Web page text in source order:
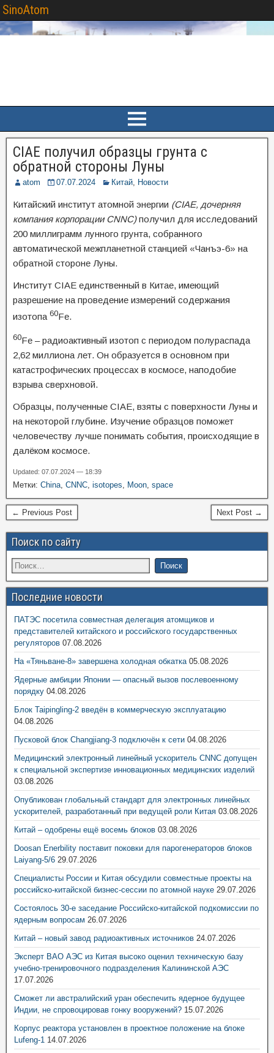
SinoAtom
CIAE получил образцы грунта с
обратной стороны Луны
atom 07.07.2024 Китай, Новости
Китайский институт атомной энергии (CIAE, дочерняя
компания корпорации CNNC)получил для исследований
200 миллиграмм лунного грунта, собранного
автоматической межпланетной станцией «Чанъэ-6» на
обратной стороне Луны.
Институт CIAE единственный в Китае, имеющий
разрешение на проведение измерений содержания
изотопа 60Fe.
60Fe – радиоактивный изотоп с периодом полураспада
2,62 миллиона лет. Он образуется в основном при
катастрофических процессах в космосе, наподобие
взрыва сверхновой.
Образцы, полученные CIAE, взяты с поверхности Луны и
на некоторой глубине. Изучение образцов поможет
человечеству лучше понимать события, происходящие в
далёком космосе.
Updated: 07.07.2024 — 18:39
Метки: China, CNNC, isotopes, Moon, space
← Previous Post Next Post →
Поиск по сайту
Последние новости
ПАТЭС посетила совместная делегация атомщиков и
представителей китайского и российского государственных
регуляторов 07.08.2026
На «Тяньване-8» завершена холодная обкатка 05.08.2026
Ядерные амбиции Японии — опасный вызов послевоенному
порядку 04.08.2026
Блок Taipingling-2 введён в коммерческую эксплуатацию
04.08.2026
Пусковой блок Changjiang-3 подключён к сети 04.08.2026
Медицинский электронный линейный ускоритель CNNC допущен
к специальной экспертизе инновационных медицинских изделий
03.08.2026
Опубликован глобальный стандарт для электронных линейных
ускорителей, разработанный при ведущей роли Китая 03.08.2026
Китай – одобрены ещё восемь блоков 03.08.2026
Doosan Enerbility поставит поковки для парогенераторов блоков
Laiyang-5/6 29.07.2026
Специалисты России и Китая обсудили совместные проекты на
российско-китайской бизнес-сессии по атомной науке 29.07.2026
Состоялось 30-е заседание Российско-китайской подкомиссии по
ядерным вопросам 26.07.2026
Китай – новый завод радиоактивных источников 24.07.2026
Эксперт ВАО АЭС из Китая высоко оценил техническую базу
учебно-тренировочного подразделения Калининской АЭС
17.07.2026
Сможет ли австралийский уран обеспечить ядерное будущее
Индии, не спровоцировав гонку вооружений? 15.07.2026
Корпус реактора установлен в проектное положение на блоке
Lufeng-1 14.07.2026